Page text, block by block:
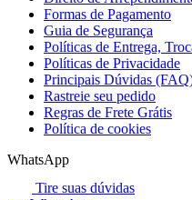
Formas de Pagamento
Guia de Segurança
Políticas de Entrega,
Políticas de Privacidade
Principais Dúvidas
Rastreie seu pedido
Regras de Frete Grátis
Política de cookies
WhatsApp
Tire suas dúvidas